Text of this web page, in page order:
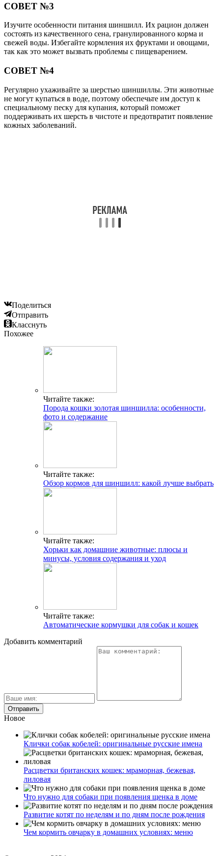
СОВЕТ №3
Изучите особенности питания шиншилл. Их рацион должен
состоять из качественного сена, гранулированного корма и
свежей воды. Избегайте кормления их фруктами и овощами,
так как это может вызвать проблемы с пищеварением.
СОВЕТ №4
Регулярно ухаживайте за шерстью шиншиллы. Эти животные
не могут купаться в воде, поэтому обеспечьте им доступ к
специальному песку для купания, который поможет
поддерживать их шерсть в чистоте и предотвратит появление
кожных заболеваний.
Поделиться
Отправить
Класснуть
Похожее
Читайте также:
Порода кошки золотая шиншилла: особенности,
фото и содержание
Читайте также:
Обзор кормов для шиншилл: какой лучше выбрать
Читайте также:
Хорьки как домашние животные: плюсы и
минусы, условия содержания и уход
Читайте также:
Автоматические кормушки для собак и кошек
Добавить комментарий
Новое
Клички собак кобелей: оригинальные русские имена
Расцветки британских кошек: мраморная, бежевая,
лиловая
Что нужно для собаки при появления щенка в доме
Развитие котят по неделям и по дням после рождения
Чем кормить овчарку в домашних условиях: меню